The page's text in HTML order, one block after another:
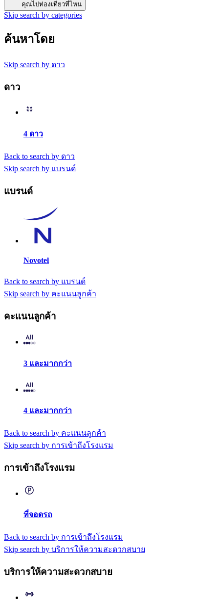
คุณไปท่องเที่ยวที่ไหน
Skip search by categories
ค้นหาโดย
Skip search by ดาว
ดาว
4 ดาว
Back to search by ดาว
Skip search by แบรนด์
แบรนด์
Novotel
Back to search by แบรนด์
Skip search by คะแนนลูกค้า
คะแนนลูกค้า
3 และมากกว่า
4 และมากกว่า
Back to search by คะแนนลูกค้า
Skip search by การเข้าถึงโรงแรม
การเข้าถึงโรงแรม
ที่จอดรถ
Back to search by การเข้าถึงโรงแรม
Skip search by บริการให้ความสะดวกสบาย
บริการให้ความสะดวกสบาย